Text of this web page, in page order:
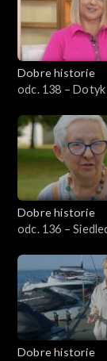
Dobre historie
odc. 138 – Dotyk
Dobre historie
odc. 136 –
Dobre historie